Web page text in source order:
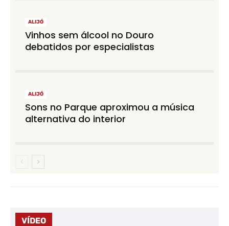
ALIJÓ
Vinhos sem álcool no Douro
debatidos por especialistas
ALIJÓ
Sons no Parque aproximou a música
alternativa do interior
VÍDEO